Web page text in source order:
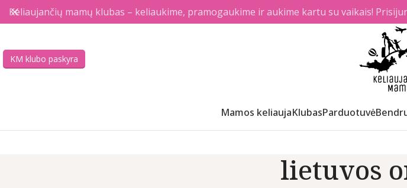
KM klubo paskyra
Mamos keliaujaKlubasParduotuvė
lietuvos
Keliaujančių mamų klubas – keliaukime, pramogaukime ir aukime kartu su vaikais!